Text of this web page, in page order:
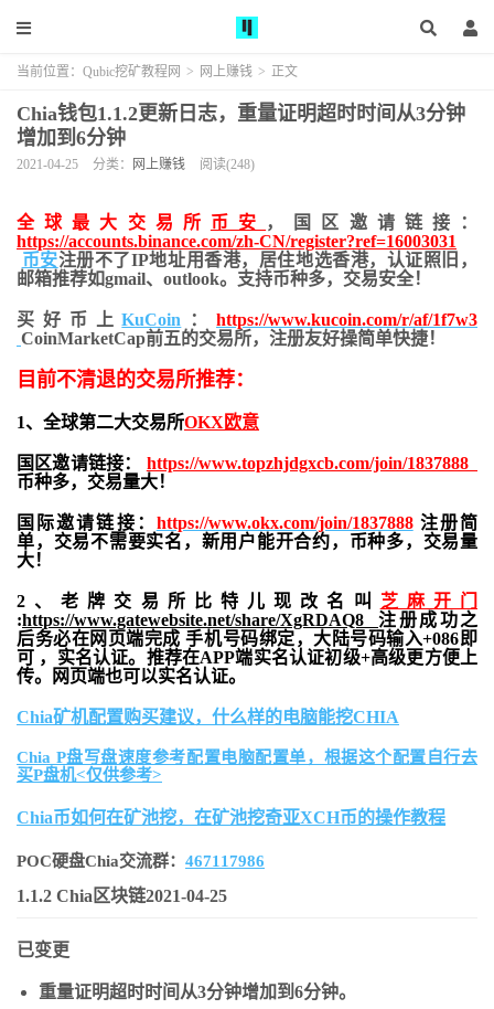
当前位置： Qubic挖矿教程网 > 网上赚钱 > 正文
Chia钱包1.1.2更新日志，重量证明超时时间从3分钟
增加到6分钟
2021-04-25 分类： 网上赚钱 阅读(248)
全球最大交易所 币安
，国区邀请链接：
https://accounts.binance.com/zh-CN/register?ref=16003031
币安注册不了IP地址用香港，居住地选香港，认证照旧，
邮箱推荐如gmail、outlook。支持币种多，交易安全！
买好币上KuCoin ：https://www.kucoin.com/r/af/1f7w3
CoinMarketCap前五的交易所，注册友好操简单快捷！
目前不清退的交易所推荐：
1、全球第二大交易所OKX欧意
国区邀请链接： https://www.topzhjdgxcb.com/join/1837888
币种多，交易量大！
国际邀请链接： https://www.okx.com/join/1837888注册简
单，交易不需要实名，新用户能开合约， 币种多，交易量
大！
2、老牌交易所比特儿现改名叫 芝麻开门
:https://www.gatewebsite.net/share/XgRDAQ8 注册成功之
后务必在网页端完成 手机号码绑定，大陆号码输入+086即
可 ，实名认证。推荐在APP端实名认证初级+高级更方便上
传。网页端也可以实名认证。
Chia矿机配置购买建议，什么样的电脑能挖CHIA
Chia P盘写盘速度参考配置电脑配置单，根据这个配置自行去
买P盘机<仅供参考>
Chia币如何在矿池挖，在矿池挖奇亚XCH币的操作教程
POC硬盘Chia交流群： 467117986
1.1.2 Chia区块链2021-04-25
已变更
重量证明超时时间从3分钟增加到6分钟。